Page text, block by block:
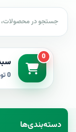
0
0 تومان
دسته‌بندی‌ها